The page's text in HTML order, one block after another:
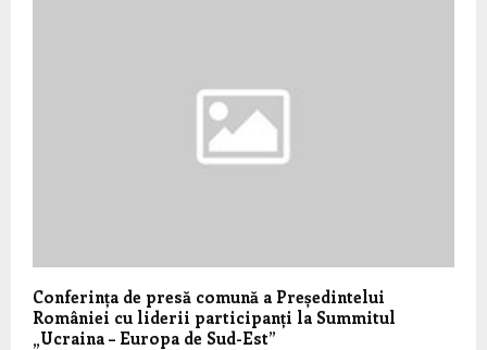
Conferința de presă comună a Președintelui
României cu liderii participanți la Summitul
„Ucraina – Europa de Sud-Est”